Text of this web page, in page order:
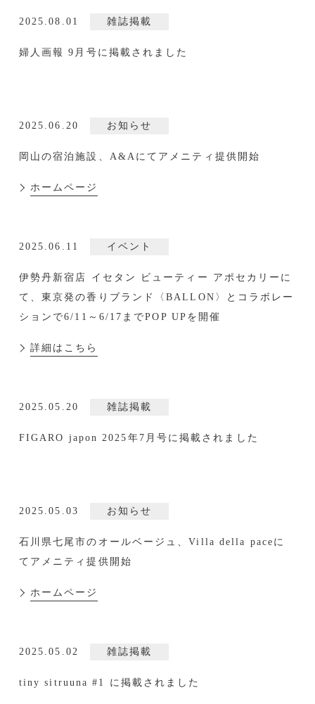
2025.08.01 雑誌掲載
婦人画報 9月号に掲載されました
2025.06.20 お知らせ
岡山の宿泊施設、A&Aにてアメニティ提供開始
ホームページ
2025.06.11 イベント
伊勢丹新宿店 イセタン ビューティー アポセカリーに
て、東京発の香りブランド〈BALLON〉とコラボレー
ションで6/11～6/17までPOP UPを開催
詳細はこちら
2025.05.20 雑誌掲載
FIGARO japon 2025年7月号に掲載されました
2025.05.03 お知らせ
石川県七尾市のオールベージュ、Villa della paceに
てアメニティ提供開始
ホームページ
2025.05.02 雑誌掲載
tiny sitruuna #1 に掲載されました